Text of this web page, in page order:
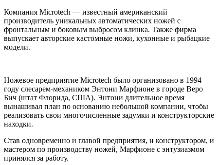
Компания Microtech — известный американский
производитель уникальных автоматических ножей с
фронтальным и боковым выбросом клинка. Также фирма
выпускает авторские кастомные ножи, кухонные и рыбацкие
модели.
Ножевое предприятие Microtech было организовано в 1994
году слесарем-механиком Энтони Марфионе в городе Веро
Бич (штат Флорида, США). Энтони длительное время
вынашивал план по основанию небольшой компании, чтобы
реализовать свои многочисленные задумки и конструкторские
находки.
Став одновременно и главой предприятия, и конструктором, и
мастером по производству ножей, Марфионе с энтузиазмом
принялся за работу.